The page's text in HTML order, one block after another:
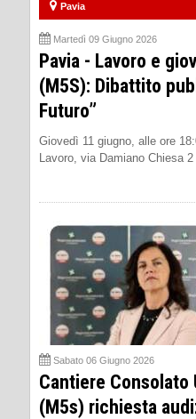
Pavia
Martedì 09 Giugno 2026
Pavia - Lavoro e
(M5S): Dibattito
Futuro”
Giovedì 11 giugno, alle ore
Lavoro, via Damiano Chiesa
Sabato 06 Giugno 2026
Cantiere Consolato
(M5s) richiesta